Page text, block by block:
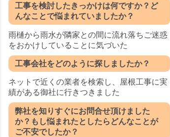
工事を検討したきっかけは何ですか？ど
んなことで悩まれていましたか？
雨樋から雨水が隣家との間に流れ落ちご迷惑
をおかけしていることに気づいた
工事会社をどのように探しましたか？
ネットで近くの業者を検索し、屋根工事に実
績がある御社に行きつきました
弊社を知りすぐにお問合せ頂けました
か？もし悩まれたとしたらどんなことが
ご不安でしたか？